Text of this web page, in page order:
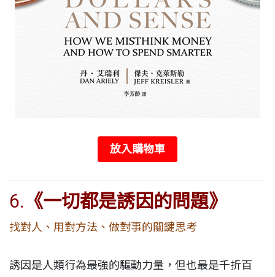
放入購物車
6. 《一切都是誘因的問題》
找對人、用對方法、做對事的關鍵思考
誘因是人類行為最強的驅動力量，但也最是千折百